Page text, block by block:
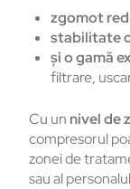
zgomot
stabilitate
și o gamă
filtrare,
Cu un nivel de
compresorul
zonei de
sau al